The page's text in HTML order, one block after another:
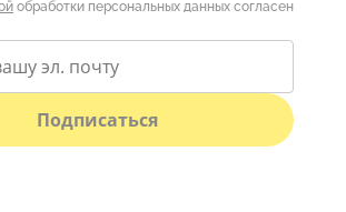
обработки персональных данных согласен
Подписаться